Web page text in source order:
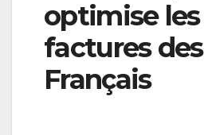
optimise les
factures des
Français